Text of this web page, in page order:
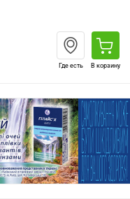
Где есть В корзину